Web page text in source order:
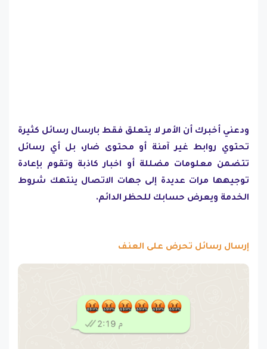
ودعني أخبرك أن الأمر لا يتعلق فقط بارسال رسائل كثيرة
تحتوي روابط غير آمنة أو محتوى ضار، بل أي رسائل
تتضمن معلومات مضللة أو اخبار كاذبة وتقوم بإعادة
توجيهها مرات عديدة إلى جهات الاتصال ينتهك شروط
الخدمة ويعرض حسابك للحظر الدائم.
إرسال رسائل تحرض على العنف